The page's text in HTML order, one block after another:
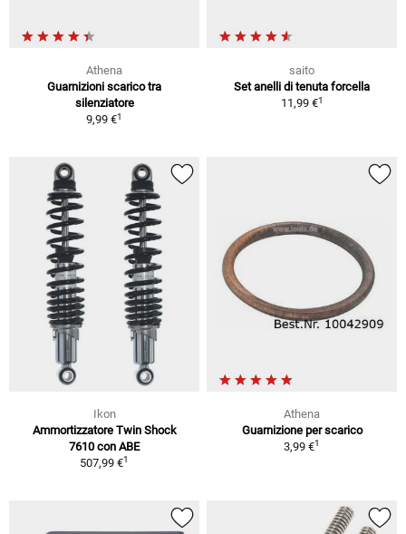
Athena
Guarnizioni scarico tra
silenziatore
9,99 €1
saito
Set anelli di tenuta forcella
11,99 €1
Ikon
Ammortizzatore Twin Shock
7610 con ABE
507,99 €1
Athena
Guarnizione per scarico
3,99 €1